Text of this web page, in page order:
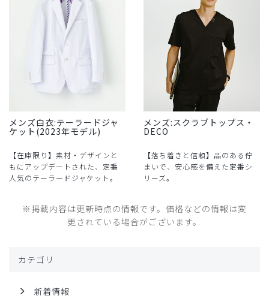
メンズ白衣:テーラードジャ
ケット(2023年モデル)
【在庫限り】素材・デザインと
もにアップデートされた、定番
人気のテーラードジャケット。
メンズ:スクラブトップス・
DECO
【落ち着きと信頼】品のある佇
まいで、安心感を備えた定番シ
リーズ。
※掲載内容は更新時点の情報です。価格などの情報は変
更されている場合がございます。
カテゴリ
新着情報